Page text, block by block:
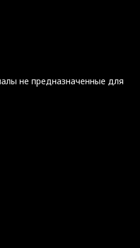
не предназначенные для